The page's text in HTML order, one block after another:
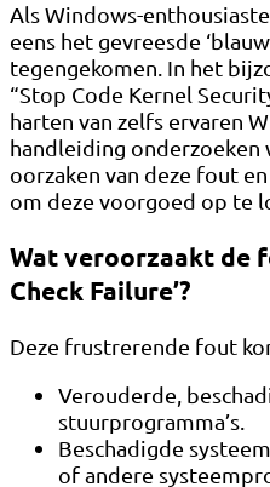
Als Windows-
eens het gevreesde
tegengekomen. In het
“Stop Code Kernel
harten van zelfs ervaren
handleiding onderzoeken
oorzaken van deze fout
om deze voorgoed op te
Wat veroorzaakt de
Check Failure’?
Deze frustrerende fout
Verouderde,
stuurprogramma’s.
Beschadigde
of andere